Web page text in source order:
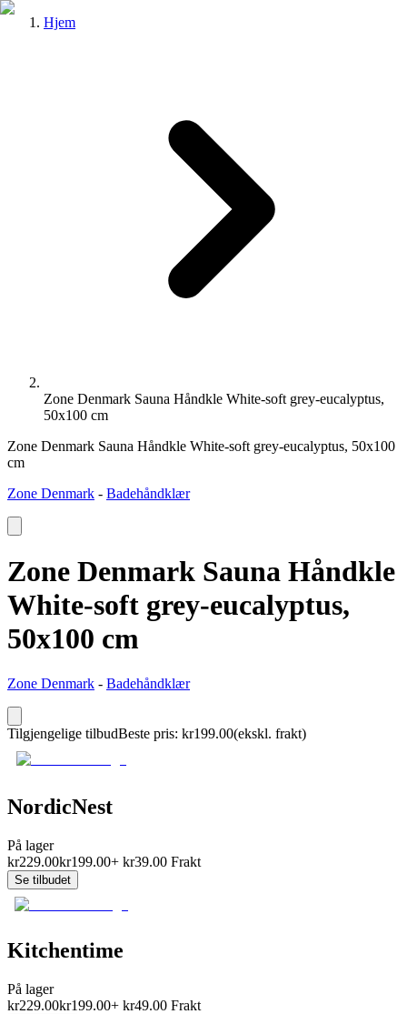
Hjem
Zone Denmark Sauna Håndkle White-soft grey-eucalyptus,
50x100 cm
Zone Denmark Sauna Håndkle White-soft grey-eucalyptus, 50x100
cm
Zone Denmark - Badehåndklær
Zone Denmark Sauna Håndkle
White-soft grey-eucalyptus,
50x100 cm
Zone Denmark - Badehåndklær
Tilgjengelige tilbudBeste pris: kr199.00(ekskl. frakt)
NordicNest
På lager
kr229.00kr199.00+ kr39.00 Frakt
Se tilbudet
Kitchentime
På lager
kr229.00kr199.00+ kr49.00 Frakt